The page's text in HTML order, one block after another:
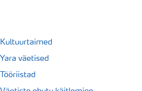
Kultuurtaimed
Yara väetised
Tööriistad